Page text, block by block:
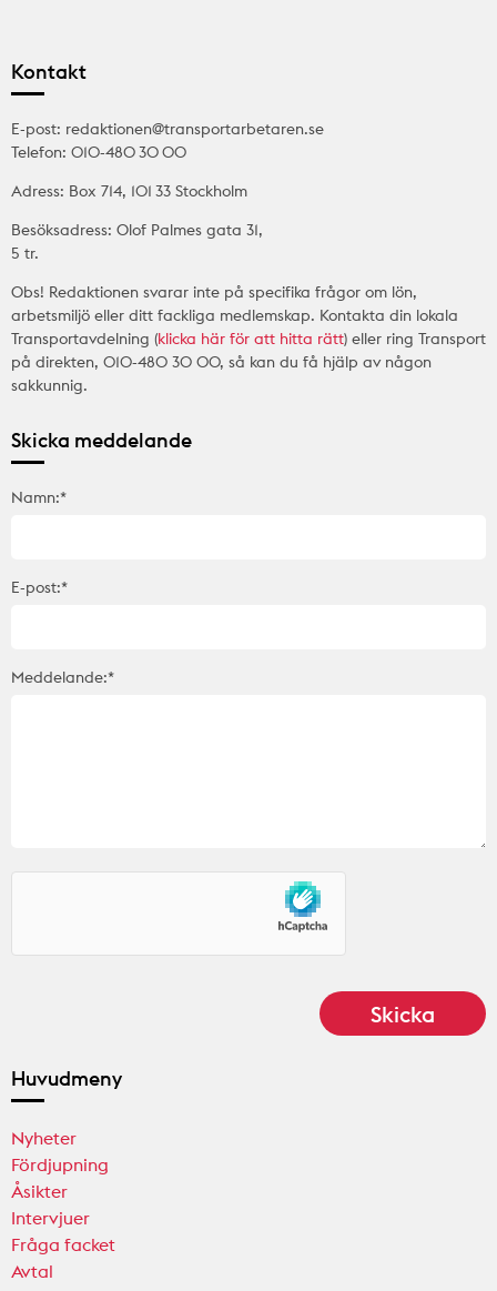
Kontakt
E-post: redaktionen@transportarbetaren.se
Telefon: 010-480 30 00
Adress: Box 714, 101 33 Stockholm
Besöksadress: Olof Palmes gata 31,
5 tr.
Obs! Redaktionen svarar inte på specifika frågor om lön,
arbetsmiljö eller ditt fackliga medlemskap. Kontakta din lokala
Transportavdelning (klicka här för att hitta rätt) eller ring Transport
på direkten, 010-480 30 00, så kan du få hjälp av någon
sakkunnig.
Skicka meddelande
Namn:*
E-post:*
Meddelande:*
Huvudmeny
Nyheter
Fördjupning
Åsikter
Intervjuer
Fråga facket
Avtal